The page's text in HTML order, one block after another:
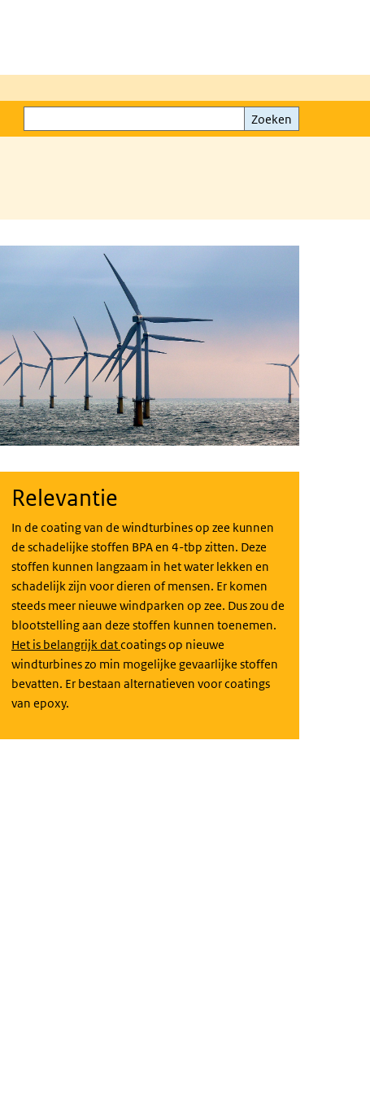
Zoeken
Zoeken
Relevantie
In de coating van de windturbines op zee kunnen
de schadelijke stoffen BPA en 4-tbp zitten. Deze
stoffen kunnen langzaam in het water lekken en
schadelijk zijn voor dieren of mensen. Er komen
steeds meer nieuwe windparken op zee. Dus zou de
blootstelling aan deze stoffen kunnen toenemen.
Het is belangrijk datcoatings op nieuwe
windturbines zo min mogelijke gevaarlijke stoffen
bevatten. Er bestaan alternatieven voor coatings
van epoxy.